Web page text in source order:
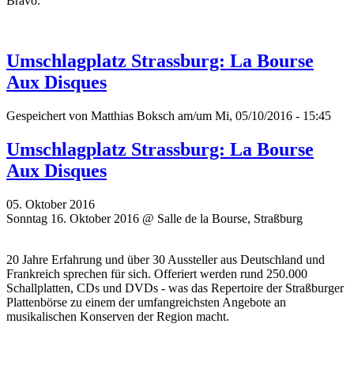
Umschlagplatz Strassburg: La Bourse
Aux Disques
Gespeichert von Matthias Boksch am/um Mi, 05/10/2016 - 15:45
Umschlagplatz Strassburg: La Bourse
Aux Disques
05. Oktober 2016
Sonntag 16. Oktober 2016 @ Salle de la Bourse, Straßburg
20 Jahre Erfahrung und über 30 Aussteller aus Deutschland und
Frankreich sprechen für sich. Offeriert werden rund 250.000
Schallplatten, CDs und DVDs - was das Repertoire der Straßburger
Plattenbörse zu einem der umfangreichsten Angebote an
musikalischen Konserven der Region macht.